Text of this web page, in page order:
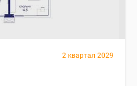
2 квартал 2029